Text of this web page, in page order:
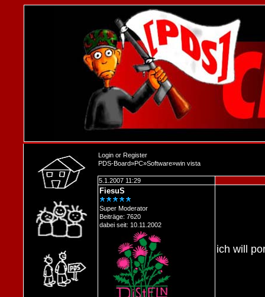
Login or Register
PDS-Board»PC»Software»win vista
5.1.2007 11:29
FiesuS
Super Moderator
Beiträge: 7620
dabei seit: 10.11.2002
ich will